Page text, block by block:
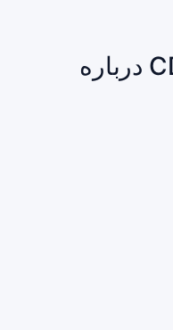
شیوع سایکلوسپورا مرتبط با کاهوی آیسبرگ: هشدار CDC درباره